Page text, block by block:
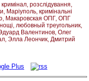
кримінал розслідування
Маріуполь кримінальні
Макаровская ОПГ ОПГ
любовный треугольник
Валентинов Олег
Элла Леончик Дмитрий